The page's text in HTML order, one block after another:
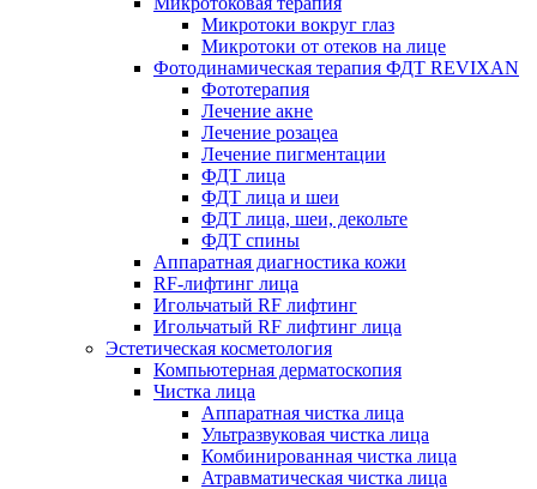
Микротоки вокруг глаз
Микротоки от отеков на лице
Фотодинамическая терапия ФДТ REVIXAN
Фототерапия
Лечение акне
Лечение розацеа
Лечение пигментации
ФДТ лица
ФДТ лица и шеи
ФДТ лица, шеи, декольте
ФДТ спины
Аппаратная диагностика кожи
RF-лифтинг лица
Игольчатый RF лифтинг
Игольчатый RF лифтинг лица
Эстетическая косметология
Компьютерная дерматоскопия
Чистка лица
Аппаратная чистка лица
Ультразвуковая чистка лица
Комбинированная чистка лица
Атравматическая чистка лица